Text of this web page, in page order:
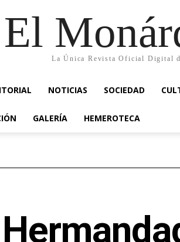
El
La Única Revista Oficial Digital
NOTICIAS SOCIEDAD
GALERÍA HEMEROTECA